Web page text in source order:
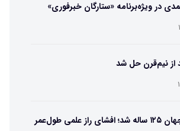
در ویژه‌برنامه «ستارگان خبرفوری»
از نیم‌قرن حل شد
قدیمی‌ترین لامپ جهان ۱۲۵ ساله شد؛ افشای راز علمی طول‌عمر